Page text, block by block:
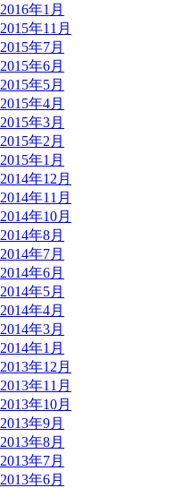
2016年1月
2015年11月
2015年7月
2015年6月
2015年5月
2015年4月
2015年3月
2015年2月
2015年1月
2014年12月
2014年11月
2014年10月
2014年8月
2014年7月
2014年6月
2014年5月
2014年4月
2014年3月
2014年1月
2013年12月
2013年11月
2013年10月
2013年9月
2013年8月
2013年7月
2013年6月